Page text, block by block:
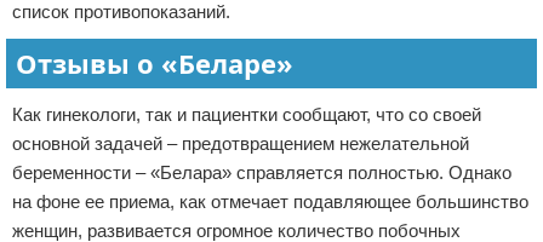
список противопоказаний.
Отзывы о «Беларе»
Как гинекологи, так и пациентки сообщают, что со своей
основной задачей – предотвращением нежелательной
беременности – «Белара» справляется полностью. Однако
на фоне ее приема, как отмечает подавляющее большинство
женщин, развивается огромное количество побочных